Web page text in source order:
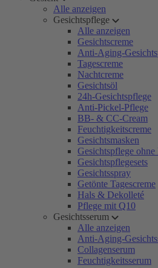
Alle anzeigen
Gesichtspflege
Alle anzeigen
Gesichtscreme
Anti-Aging-
Tagescreme
Nachtcreme
Gesichtsöl
24h-Gesichtspflege
Anti-Pickel-Pflege
BB- & CC-Cream
Feuchtigkeitscreme
Gesichtsmasken
Gesichtspflege ohne
Gesichtspflegesets
Gesichtsspray
Getönte Tagescreme
Hals & Dekolleté
Pflege mit Q10
Gesichtsserum
Alle anzeigen
Anti-Aging-
Collagenserum
Feuchtigkeitsserum